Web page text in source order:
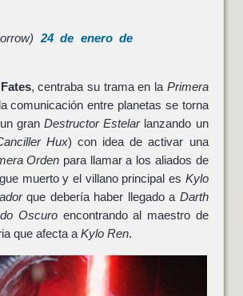
24 de enero de
, centraba su trama en la Primera
comunicación entre planetas se torna
granDestructor Estelarlanzando un
Hux) con idea de activar una
Orden para llamar a los aliados de
muerto y el villano principal es Kylo
que debería haber llegado a Darth
Oscuro encontrando al maestro de
que afecta a Kylo Ren.